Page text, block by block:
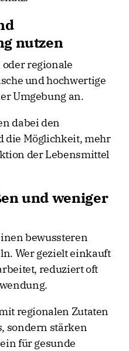
nutzen
regionale
und hochwertige
Umgebung an.
dabei den
die Möglichkeit, mehr
der Lebensmittel
und weniger
bewussteren
Wer gezielt einkauft
reduziert oft
regionalen Zutaten
sondern stärken
für gesunde